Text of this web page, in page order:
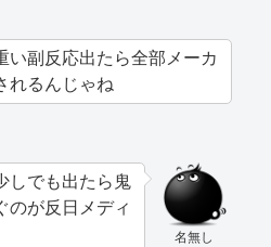
い副反応出たら全部メーカ
れるんじゃね
名無し
しでも出たら鬼
のが反日メディ